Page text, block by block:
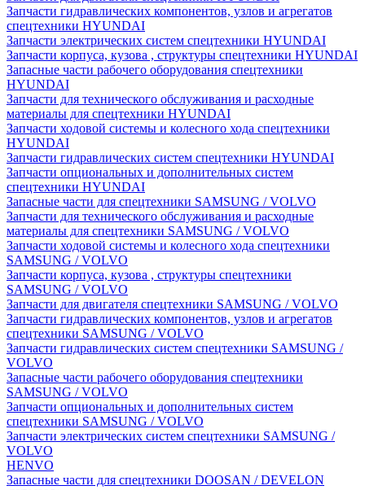
Запчасти гидравлических компонентов, узлов и агрегатов
спецтехники HYUNDAI
Запчасти электрических систем спецтехники HYUNDAI
Запчасти корпуса, кузова , структуры спецтехники HYUNDAI
Запасные части рабочего оборудования спецтехники
HYUNDAI
Запчасти для технического обслуживания и расходные
материалы для спецтехники HYUNDAI
Запчасти ходовой системы и колесного хода спецтехники
HYUNDAI
Запчасти гидравлических систем спецтехники HYUNDAI
Запчасти опциональных и дополнительных систем
спецтехники HYUNDAI
Запасные части для спецтехники SAMSUNG / VOLVO
Запчасти для технического обслуживания и расходные
материалы для спецтехники SAMSUNG / VOLVO
Запчасти ходовой системы и колесного хода спецтехники
SAMSUNG / VOLVO
Запчасти корпуса, кузова , структуры спецтехники
SAMSUNG / VOLVO
Запчасти для двигателя спецтехники SAMSUNG / VOLVO
Запчасти гидравлических компонентов, узлов и агрегатов
спецтехники SAMSUNG / VOLVO
Запчасти гидравлических систем спецтехники SAMSUNG /
VOLVO
Запасные части рабочего оборудования спецтехники
SAMSUNG / VOLVO
Запчасти опциональных и дополнительных систем
спецтехники SAMSUNG / VOLVO
Запчасти электрических систем спецтехники SAMSUNG /
VOLVO
HENVO
Запасные части для спецтехники DOOSAN / DEVELON